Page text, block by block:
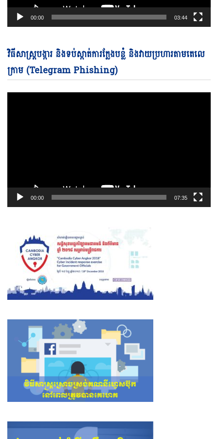
00:00 03:44
វិធីសាស្ត្របង្ការ និងទប់ស្កាត់ការក្លែងបន្លំ និងវាយប្រហារតាមតេលេ
ក្រាម (Telegram Phishing)
00:00 07:35